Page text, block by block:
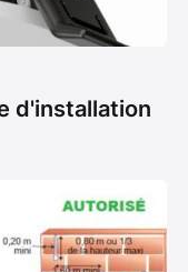
d'installation